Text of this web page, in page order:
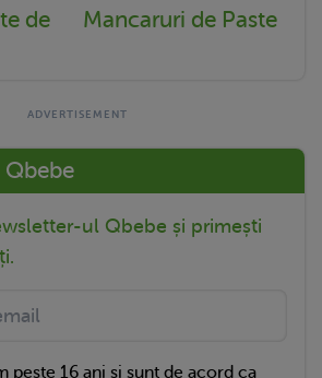
de
Mancaruri de Paste
ul Qbebe și primești
peste 16 ani si sunt de acord ca